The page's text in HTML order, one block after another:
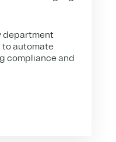
department
to automate
compliance and